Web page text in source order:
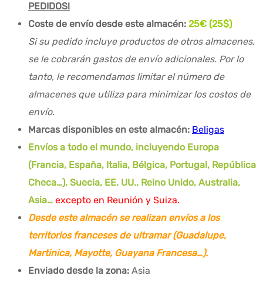
PEDIDOS!
Coste de envío desde este almacén: 25€ (25$)
Si su pedido incluye productos de otros almacenes,
se le cobrarán gastos de envío adicionales. Por lo
tanto, le recomendamos limitar el número de
almacenes que utiliza para minimizar los costos de
envío.
Marcas disponibles en este almacén: Beligas
Envíos a todo el mundo, incluyendo Europa
(Francia, España, Italia, Bélgica, Portugal, República
Checa…), Suecia, EE. UU., Reino Unido, Australia,
Asia… excepto en Reunión y Suiza.
Desde este almacén se realizan envíos a los
territorios franceses de ultramar (Guadalupe,
Martinica, Mayotte, Guayana Francesa…).
Enviado desde la zona: Asia